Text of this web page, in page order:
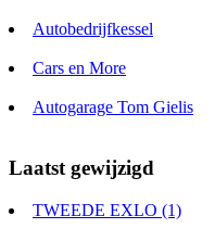
Autobedrijfkessel
Cars en More
Autogarage Tom Gielis
Laatst gewijzigd
TWEEDE EXLO (1)